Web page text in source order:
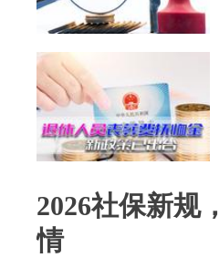
2026社保新规
情